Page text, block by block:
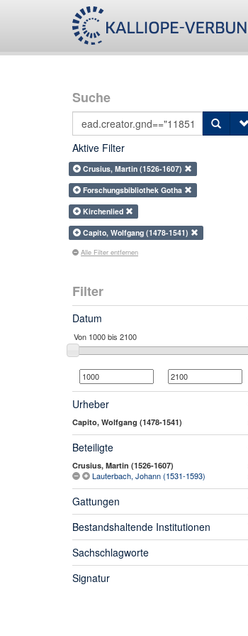
Suche
Aktive Filter
Crusius, Martin (1526-1607)
Forschungsbibliothek Gotha
Kirchenlied
Capito, Wolfgang (1478-1541)
Alle Filter entfernen
Filter
Datum
Urheber
Capito, Wolfgang (1478-1541)
Beteiligte
Crusius, Martin (1526-1607)
Lauterbach, Johann (1531-1593)
Gattungen
Bestandshaltende Institutionen
Sachschlagworte
Signatur